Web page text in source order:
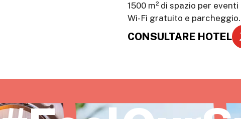
1500 m² di spazio per
Wi-Fi gratuito e parcheggio.
CONSULTARE HOTEL